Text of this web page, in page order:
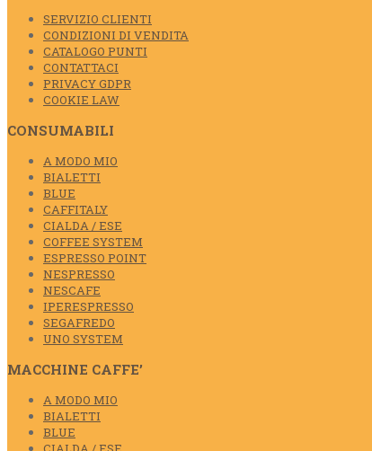
SERVIZIO CLIENTI
CONDIZIONI DI VENDITA
CATALOGO PUNTI
CONTATTACI
PRIVACY GDPR
COOKIE LAW
CONSUMABILI
A MODO MIO
BIALETTI
BLUE
CAFFITALY
CIALDA / ESE
COFFEE SYSTEM
ESPRESSO POINT
NESPRESSO
NESCAFE
IPERESPRESSO
SEGAFREDO
UNO SYSTEM
MACCHINE CAFFE’
A MODO MIO
BIALETTI
BLUE